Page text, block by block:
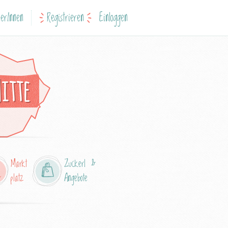
Registrieren Einloggen
Markt
platz
Zuckerl &
Angebote